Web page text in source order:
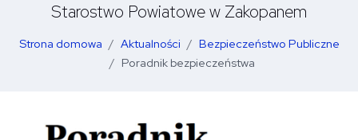
Starostwo Powiatowe w Zakopanem
Strona domowa Aktualności
Bezpieczeństwo Publiczne
Poradnik bezpieczeństwa